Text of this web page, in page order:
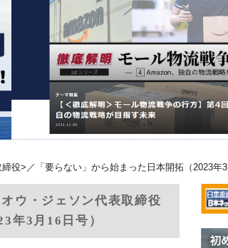
役>／「要らない」から始まった日本開拓（2023年3
ウ・ジェソン代表取締役
年3月16日号）